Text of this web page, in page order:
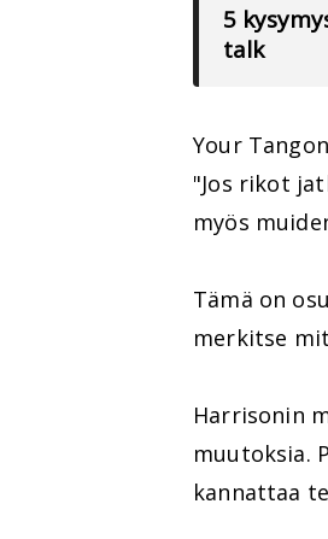
5
talk
Your
"Jos rikot
myös
Tämä on
merkitse
Harrisonin
muutoksia.
kannattaa